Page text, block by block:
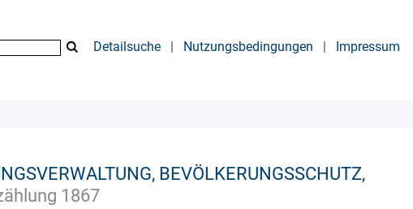
Detailsuche | Nutzungsbedingungen | Impressum
BEVÖLKERUNGSSCHUTZ,
1867